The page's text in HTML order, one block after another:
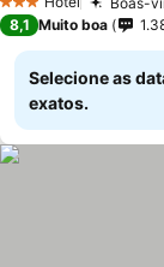
3 Estrelas
8,1 Muito boa
Selecione as
exatos.